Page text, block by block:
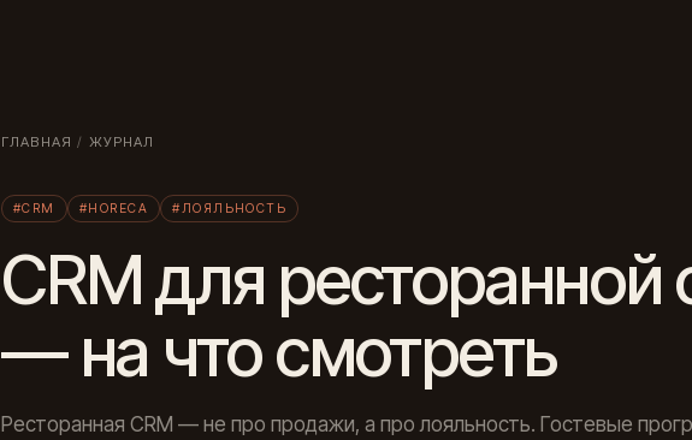
ГЛАВНАЯ / ЖУРНАЛ
#CRM #HORECA #ЛОЯЛЬНОСТЬ
CRM для ресторанной
— на что смотреть
Ресторанная CRM — не про продажи, а про лояльность. Гостевые